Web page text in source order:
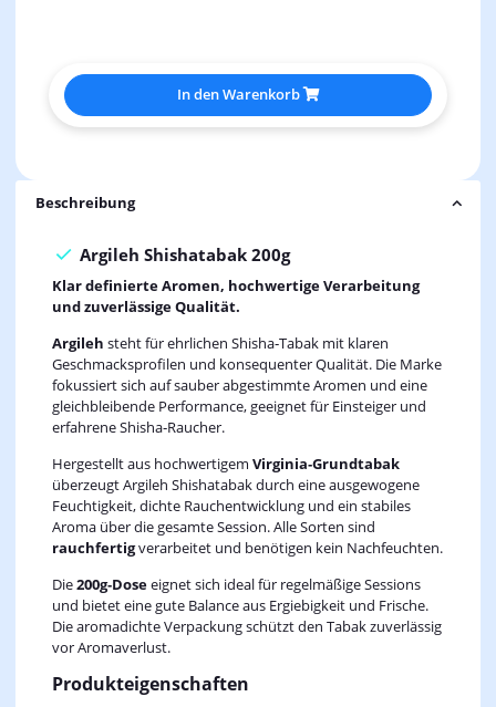
In den Warenkorb
Beschreibung
Argileh Shishatabak 200g
Klar definierte Aromen, hochwertige Verarbeitung
und zuverlässige Qualität.
Argileh steht für ehrlichen Shisha‑Tabak mit klaren
Geschmacksprofilen und konsequenter Qualität. Die Marke
fokussiert sich auf sauber abgestimmte Aromen und eine
gleichbleibende Performance, geeignet für Einsteiger und
erfahrene Shisha‑Raucher.
Hergestellt aus hochwertigem Virginia‑Grundtabak
überzeugt Argileh Shishatabak durch eine ausgewogene
Feuchtigkeit, dichte Rauchentwicklung und ein stabiles
Aroma über die gesamte Session. Alle Sorten sind
rauchfertigverarbeitet und benötigen kein Nachfeuchten.
Die200g‑Doseeignet sich ideal für regelmäßige Sessions
und bietet eine gute Balance aus Ergiebigkeit und Frische.
Die aromadichte Verpackung schützt den Tabak zuverlässig
vor Aromaverlust.
Produkteigenschaften